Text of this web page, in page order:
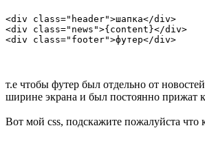
<div class="header">шапка</div>
<div class="news">{content}</div>
<div class="footer">футер</div>
т.е чтобы футер был отдельно от
ширине экрана и был постоянно прижат
Вот мой css, подскажите пожалуйста что